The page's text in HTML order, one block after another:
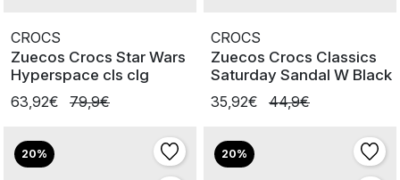
CROCS
Zuecos Crocs Star Wars
Hyperspace cls clg
63,92€
79,9€
CROCS
Zuecos Crocs Classics
Saturday Sandal W Black
35,92€
44,9€
20% 20%